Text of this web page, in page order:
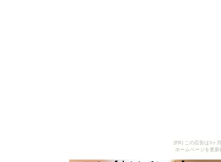
[PR] この広告は3ヶ
ホームページを更